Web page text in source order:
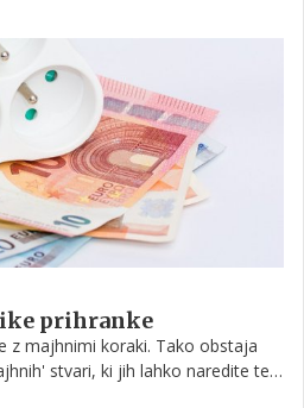
lahko z zamenjavo
na fosilna goriva z
rešitvami občutno
in s tem tudi stroške.
prihranke
z majhnimi koraki. Tako obstaja
stvari, ki jih lahko naredite ter